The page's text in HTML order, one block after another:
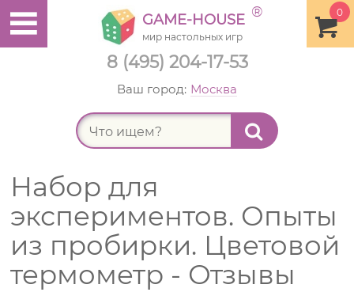
8 (495) 204-17-53
0
GAME-HOUSE ®
мир настольных игр
Ваш город: Москва
Набор для
экспериментов. Опыты
из пробирки. Цветовой
термометр - Отзывы